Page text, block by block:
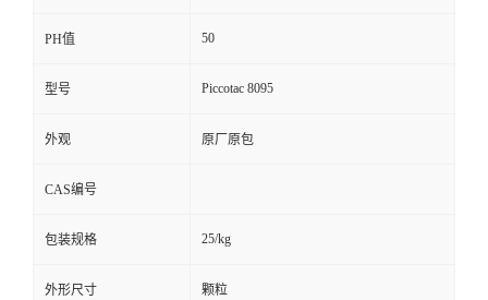
PH值 50
型号 Piccotac 8095
外观 原厂原包
CAS编号
包装规格 25/kg
外形尺寸 颗粒